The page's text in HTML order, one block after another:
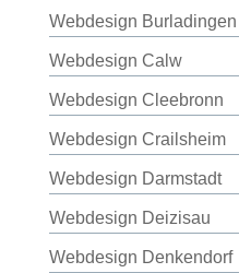
Webdesign Burladingen
Webdesign Calw
Webdesign Cleebronn
Webdesign Crailsheim
Webdesign Darmstadt
Webdesign Deizisau
Webdesign Denkendorf